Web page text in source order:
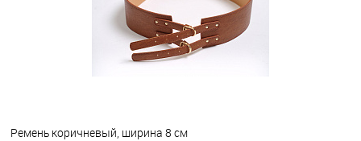
Ремень коричневый, ширина 8 см